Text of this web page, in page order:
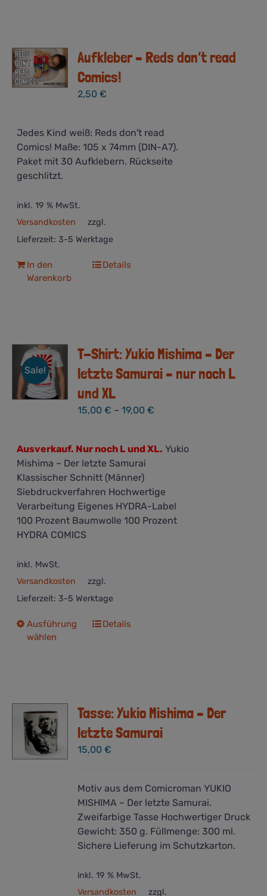
Aufkleber – Reds don’t read
Comics!
2,50€
Jedes Kind weiß: Reds don't read
Comics! Maße: 105 x 74mm (DIN-A7).
Paket mit 30 Aufklebern. Rückseite
geschlitzt.
inkl. 19 % MwSt.
zzgl.
Versandkosten
Lieferzeit: 3-5 Werktage
In den
Warenkorb
Details
Sale!
T-Shirt: Yukio Mishima – Der
letzte Samurai – nur noch L
und XL
15,00€ –19,00€
Ausverkauf. Nur noch L und XL. Yukio
Mishima – Der letzte Samurai
Klassischer Schnitt (Männer)
Siebdruckverfahren Hochwertige
Verarbeitung Eigenes HYDRA-Label
100 Prozent Baumwolle 100 Prozent
HYDRA COMICS
inkl. MwSt.
zzgl.
Versandkosten
Lieferzeit: 3-5 Werktage
Ausführung
wählen
Dieses
Die
können
auf
Details
Tasse: Yukio Mishima – Der
letzte Samurai
15,00€
Motiv aus dem Comicroman YUKIO
MISHIMA – Der letzte Samurai.
Zweifarbige Tasse Hochwertiger Druck
Gewicht: 350 g. Füllmenge: 300 ml.
Sichere Lieferung im Schutzkarton.
inkl. 19 % MwSt.
zzgl.
Versandkosten